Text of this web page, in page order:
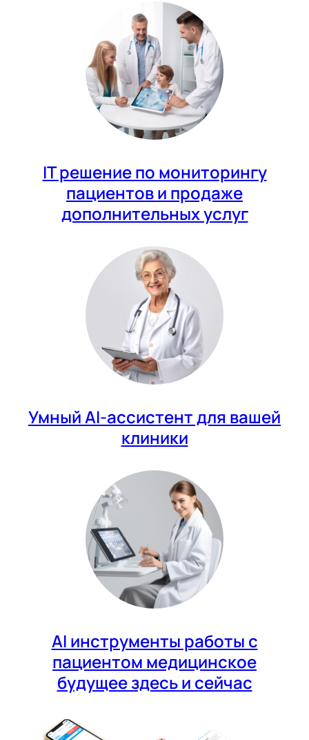
IT решение по мониторингу
пациентов и продаже
дополнительных услуг
Умный AI-ассистент для вашей
клиники
AI инструменты работы с
пациентом медицинское
будущее здесь и сейчас